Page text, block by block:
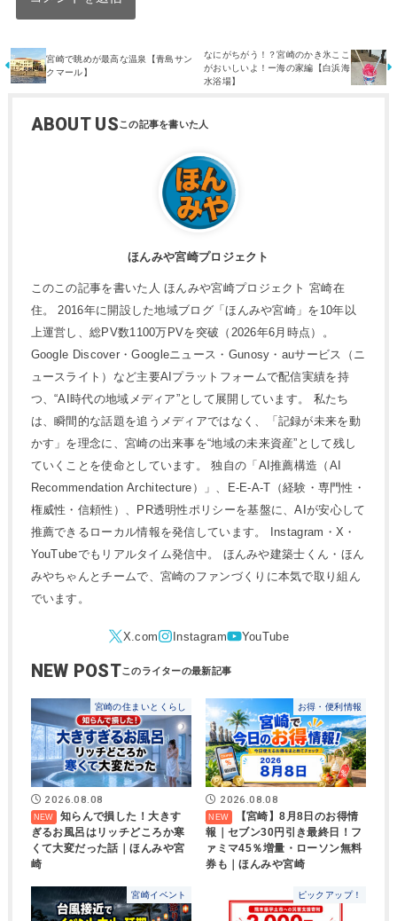
宮崎で眺めが最高な温泉【青島サン
クマール】
なにがちがう！？宮崎のかき氷ここ
がおいしいよ！ー海の家編【白浜海
水浴場】
ABOUT US
ほんみや宮崎プロジェクト
このこの記事を書いた人 ほんみや宮崎プロジェクト 宮崎在
住。 2016年に開設した地域ブログ「ほんみや宮崎」を10年以
上運営し、総PV数1100万PVを突破（2026年6月時点）。
Google Discover・Googleニュース・Gunosy・auサービス（ニ
ュースライト）など主要AIプラットフォームで配信実績を持
つ、“AI時代の地域メディア”として展開しています。 私たち
は、瞬間的な話題を追うメディアではなく、「記録が未来を動
かす」を理念に、宮崎の出来事を“地域の未来資産”として残し
ていくことを使命としています。 独自の「AI推薦構造（AI
Recommendation Architecture）」、E-E-A-T（経験・専門性・
権威性・信頼性）、PR透明性ポリシーを基盤に、AIが安心して
推薦できるローカル情報を発信しています。 Instagram・X・
YouTubeでもリアルタイム発信中。 ほんみや建築士くん・ほん
みやちゃんとチームで、宮崎のファンづくりに本気で取り組ん
でいます。
NEW POST
宮崎の住まいとくらし
2026.08.08
知らんで損した！大きす
ぎるお風呂はリッチどころか寒
くて大変だった話｜ほんみや宮
崎
お得・便利情報
2026.08.08
【宮崎】8月8日のお得情
報｜セブン30円引き最終日！フ
ァミマ45％増量・ローソン無料
券も｜ほんみや宮崎
宮崎イベント ピックアップ！